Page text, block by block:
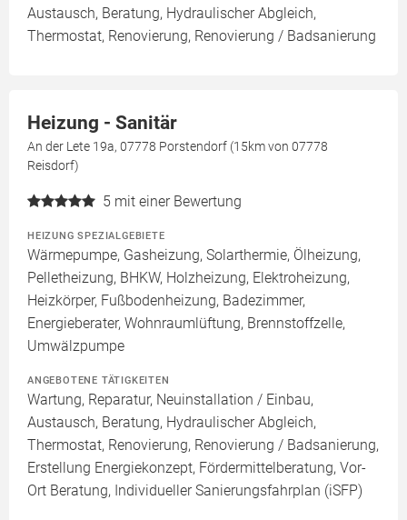
Austausch, Beratung, Hydraulischer Abgleich,
Thermostat, Renovierung, Renovierung / Badsanierung
Heizung - Sanitär
An der Lete 19a, 07778 Porstendorf (15km von 07778
Reisdorf)
5 mit einer Bewertung
HEIZUNG SPEZIALGEBIETE
Wärmepumpe, Gasheizung, Solarthermie, Ölheizung,
Pelletheizung, BHKW, Holzheizung, Elektroheizung,
Heizkörper, Fußbodenheizung, Badezimmer,
Energieberater, Wohnraumlüftung, Brennstoffzelle,
Umwälzpumpe
ANGEBOTENE TÄTIGKEITEN
Wartung, Reparatur, Neuinstallation / Einbau,
Austausch, Beratung, Hydraulischer Abgleich,
Thermostat, Renovierung, Renovierung / Badsanierung,
Erstellung Energiekonzept, Fördermittelberatung, Vor-
Ort Beratung, Individueller Sanierungsfahrplan (iSFP)